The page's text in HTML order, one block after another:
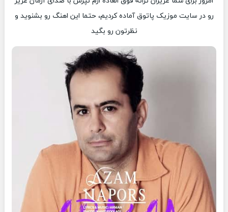
رو در سایت موزیک پاتوق آماده کردیم، حتما این اهنگ رو بشنوید و
نظرتون رو بگید